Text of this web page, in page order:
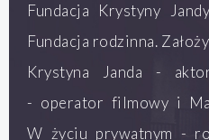
Fundacja Krystyny
Fundacja rodzinna.
Krystyna Janda -
- operator filmowy i
W życiu prywatnym -